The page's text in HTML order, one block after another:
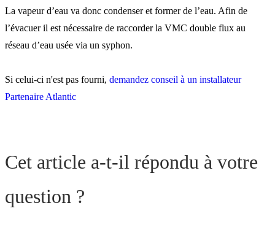
La vapeur d’eau va donc condenser et former de l’eau. Afin de
l’évacuer il est nécessaire de raccorder la VMC double flux au
réseau d’eau usée via un syphon.
Si celui-ci n'est pas fourni, demandez conseil à un installateur
Partenaire Atlantic
Cet article a-t-il répondu à votre
question ?